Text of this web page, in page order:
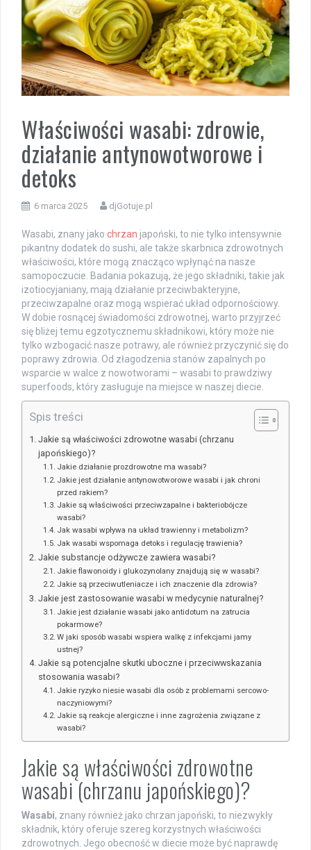
Właściwości wasabi: zdrowie,
działanie antynowotworowe i
detoks
6 marca 2025 djGotuje.pl
Wasabi, znany jako chrzan japoński, to nie tylko intensywnie
pikantny dodatek do sushi, ale także skarbnica zdrowotnych
właściwości, które mogą znacząco wpłynąć na nasze
samopoczucie. Badania pokazują, że jego składniki, takie jak
izotiocyjaniany, mają działanie przeciwbakteryjne,
przeciwzapalne oraz mogą wspierać układ odpornościowy.
W dobie rosnącej świadomości zdrowotnej, warto przyjrzeć
się bliżej temu egzotycznemu składnikowi, który może nie
tylko wzbogacić nasze potrawy, ale również przyczynić się do
poprawy zdrowia. Od złagodzenia stanów zapalnych po
wsparcie w walce z nowotworami – wasabi to prawdziwy
superfoods, który zasługuje na miejsce w naszej diecie.
Spis treści
Jakie są właściwości zdrowotne wasabi (chrzanu
japońskiego)?
Jakie działanie prozdrowotne ma wasabi?
Jakie jest działanie antynowotworowe wasabi i jak chroni
przed rakiem?
Jakie są właściwości przeciwzapalne i bakteriobójcze
wasabi?
Jak wasabi wpływa na układ trawienny i metabolizm?
Jak wasabi wspomaga detoks i regulację trawienia?
Jakie substancje odżywcze zawiera wasabi?
Jakie flawonoidy i glukozynolany znajdują się w wasabi?
Jakie są przeciwutleniacze i ich znaczenie dla zdrowia?
Jakie jest zastosowanie wasabi w medycynie naturalnej?
Jakie jest działanie wasabi jako antidotum na zatrucia
pokarmowe?
W jaki sposób wasabi wspiera walkę z infekcjami jamy
ustnej?
Jakie są potencjalne skutki uboczne i przeciwwskazania
stosowania wasabi?
Jakie ryzyko niesie wasabi dla osób z problemami sercowo-
naczyniowymi?
Jakie są reakcje alergiczne i inne zagrożenia związane z
wasabi?
Jakie są właściwości zdrowotne
wasabi (chrzanu japońskiego)?
Wasabi, znany również jako chrzan japoński, to niezwykły
składnik, który oferuje szereg korzystnych właściwości
zdrowotnych. Jego obecność w diecie może być naprawdę